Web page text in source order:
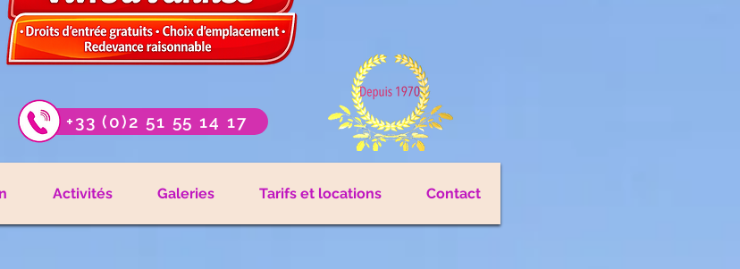
+33 (0)2 51 55 14 17
Activités Galeries Tarifs et locations Contact